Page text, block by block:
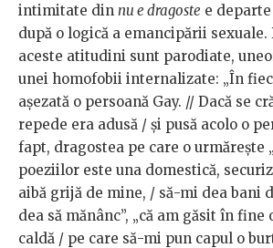
intimitate din nu e dragoste e
după o logică a emancipării
aceste atitudini sunt parodiate,
unei homofobii internalizate: „În
așezată o persoană Gay. // Dacă se
repede era adusă / și pusă acolo o
fapt, dragostea pe care o urmărește
poeziilor este una domestică,
aibă grijă de mine, / să-mi dea bani
dea să mănânc”, „că am găsit în fine
caldă / pe care să-mi pun capul o